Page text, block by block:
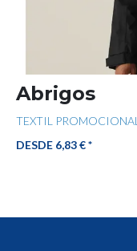
Abrigos
TEXTIL PROMOCIONAL
DESDE 6,83 € *